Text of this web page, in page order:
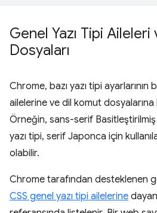
Genel Yazı Tipi
Dosyaları
Chrome, bazı yazı tipi ayarlarının
ailelerine ve dil komut dosyalarına
Örneğin, sans-serif Basitleştirilmiş
yazı tipi, serif Japonca için
olabilir.
Chrome tarafından desteklenen
CSS genel yazı tipi ailelerine